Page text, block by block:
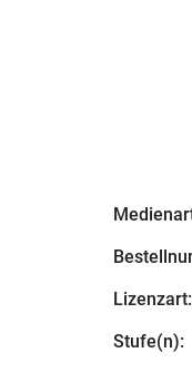
Lizenzart:
Stufe(n):